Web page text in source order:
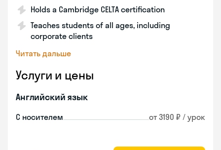
Holds a Cambridge CELTA certification
Teaches students of all ages, including
corporate clients
Читать дальше
Услуги и цены
Английский язык
С носителем от 3190 ₽ / урок